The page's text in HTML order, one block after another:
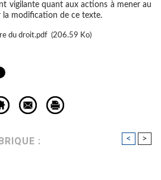
vigilante quant aux actions à mener au
la modification de ce texte.
du droit.pdf (206.59 Ko)
: < >